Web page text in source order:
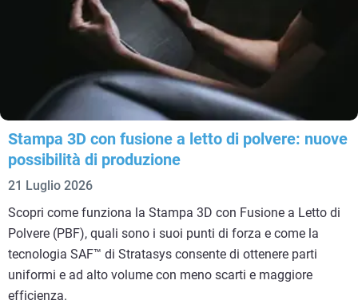
Stampa 3D con fusione a letto di polvere: nuove
possibilità di produzione
21 Luglio 2026
Scopri come funziona la Stampa 3D con Fusione a Letto di
Polvere (PBF), quali sono i suoi punti di forza e come la
tecnologia SAF™ di Stratasys consente di ottenere parti
uniformi e ad alto volume con meno scarti e maggiore
efficienza.